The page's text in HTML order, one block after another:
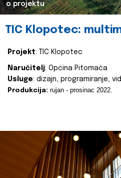
o projektu
TIC Klopotec:
Projekt: TIC Klopotec
Naručitelj: Općina Pitomača
Usluge: dizajn, programiranje,
Produkcija: rujan - prosinac 2022.